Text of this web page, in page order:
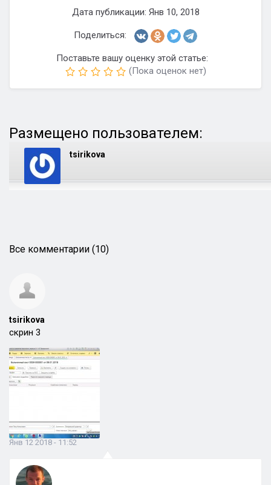
Дата публикации: Янв 10, 2018
Поделиться:
Поставьте вашу оценку этой статье:
(Пока оценок нет)
Размещено пользователем:
tsirikova
Все комментарии (10)
tsirikova
скрин 3
Янв 12 2018 - 11:52